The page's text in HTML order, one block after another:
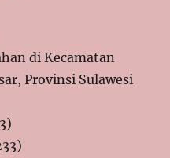
di Kecamatan
Provinsi Sulawesi